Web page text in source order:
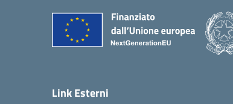
Link Esterni